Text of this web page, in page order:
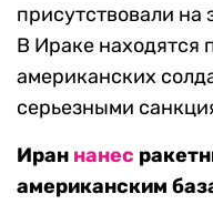
присутствовали на
В Ираке находятся
американских
серьезными
Иран нанес
американским